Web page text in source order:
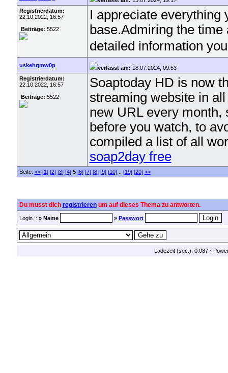
Registrierdatum:
22.10.2022, 16:57
Beiträge: 5522
I appreciate everything
base.Admiring the
detailed information
uskehqmw0p verfasst am: 18.07.2024, 09:53
Registrierdatum:
22.10.2022, 16:57
Beiträge: 5522
Soaptoday HD is now
streaming website in
new URL every month,
before you watch, to
compiled a list of all
soap2day free
Seite: << [1] [2] [3] [4] 5 [6] [7] [8] [9] [10].. [19] [20] >>
Du musst dich registrierenum auf dieses Thema zu antworten.
Login :: » Name » Passwort
Ladezeit (sec.): 0.087 ·